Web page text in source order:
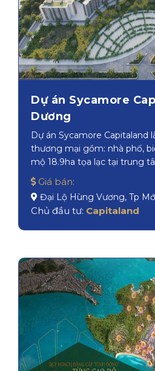
Dự án Sycamore
Dương
Dự án Sycamore Capitaland
thương mại gồm: nhà phố,
mộ 18.9ha tọa lạc tại trung
Dương
Giá bán:
Đại Lộ Hùng Vương, Tp
Chủ đầu tư: Capitaland